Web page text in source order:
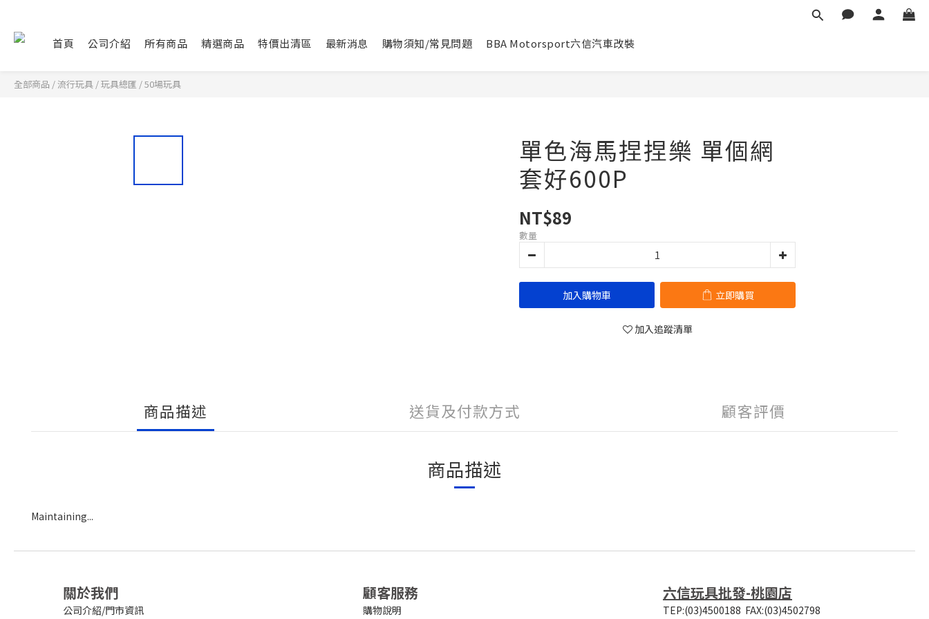
首頁 公司介紹 所有商品 精選商品 特價出清區 最新消息 購物須知/常見問題 BBA Motorsport六信汽車改裝
全部商品 /流行玩具 /玩具總匯 /50場玩具
單色海馬捏捏樂 單個網
套好600P
NT$89
數量
加入購物車 立即購買
加入追蹤清單
商品描述 送貨及付款方式 顧客評價
商品描述
Maintaining...
關於我們
公司介紹/門市資訊
顧客服務
購物說明
六信玩具批發-桃園店
TEP:(03)4500188 FAX:(03)4502798